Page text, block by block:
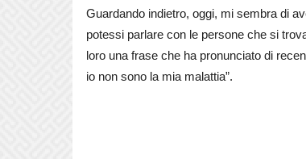
Guardando indietro, oggi, mi sembra di
potessi parlare con le persone che si
loro una frase che ha pronunciato di
io non sono la mia malattia”.